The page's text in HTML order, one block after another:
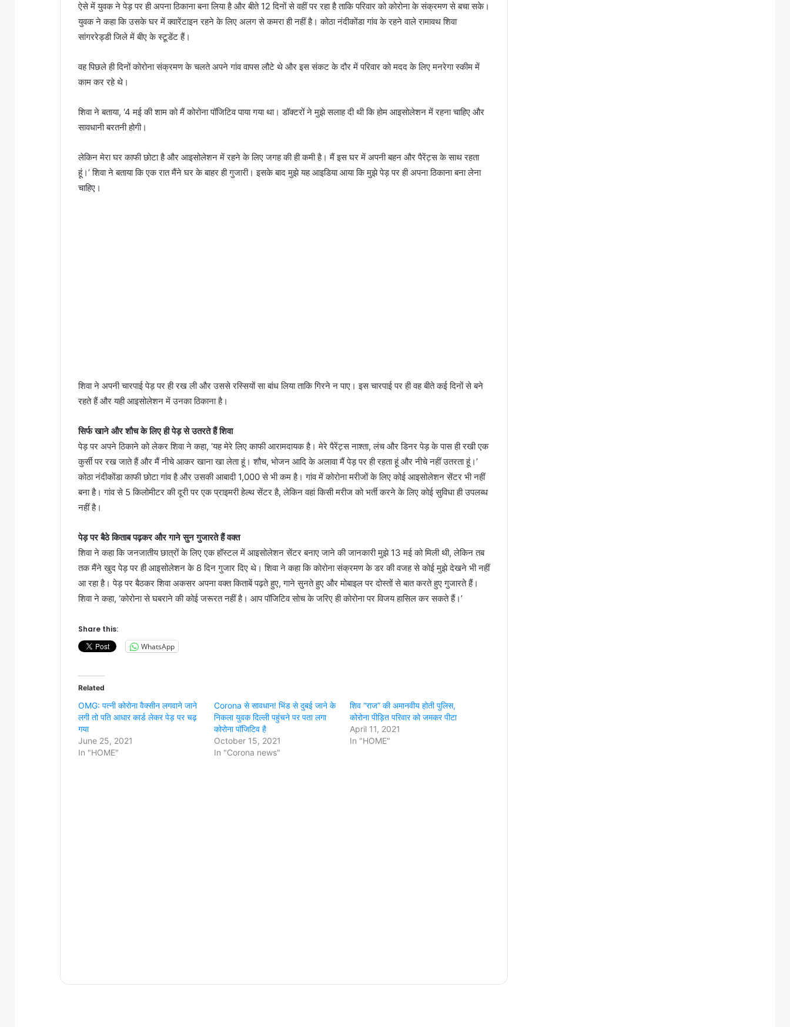
ऐसे में युवक ने पेड़ पर ही अपना ठिकाना बना लिया है और बीते 12 दिनों से वहीं पर रहा है ताकि परिवार को कोरोना के संक्रमण से बचा सके।
युवक ने कहा कि उसके घर में क्वारेंटाइन रहने के लिए अलग से कमरा ही नहीं है। कोठा नंदीकोंडा गांव के रहने वाले रामावथ शिवा
सांगररेड्डी जिले में बीए के स्टूडेंट हैं।
वह पिछले ही दिनों कोरोना संक्रमण के चलते अपने गांव वापस लौटे थे और इस संकट के दौर में परिवार को मदद के लिए मनरेगा स्कीम में
काम कर रहे थे।
शिवा ने बताया, ‘4 मई की शाम को मैं कोरोना पॉजिटिव पाया गया था। डॉक्टरों ने मुझे सलाह दी थी कि होम आइसोलेशन में रहना चाहिए और
सावधानी बरतनी होगी।
लेकिन मेरा घर काफी छोटा है और आइसोलेशन में रहने के लिए जगह की ही कमी है। मैं इस घर में अपनी बहन और पैरेंट्स के साथ रहता
हूं।’ शिवा ने बताया कि एक रात मैंने घर के बाहर ही गुजारी। इसके बाद मुझे यह आइडिया आया कि मुझे पेड़ पर ही अपना ठिकाना बना लेना
चाहिए।
शिवा ने अपनी चारपाई पेड़ पर ही रख ली और उससे रस्सियों सा बांध लिया ताकि गिरने न पाए। इस चारपाई पर ही वह बीते कई दिनों से बने
रहते हैं और यही आइसोलेशन में उनका ठिकाना है।
सिर्फ खाने और शौच के लिए ही पेड़ से उतरते हैं शिवा
पेड़ पर अपने ठिकाने को लेकर शिवा ने कहा, ‘यह मेरे लिए काफी आरामदायक है। मेरे पैरेंट्स नाश्ता, लंच और डिनर पेड़ के पास ही रखी एक
कुर्सी पर रख जाते हैं और मैं नीचे आकर खाना खा लेता हूं। शौच, भोजन आदि के अलावा मैं पेड़ पर ही रहता हूं और नीचे नहीं उतरता हूं।’
कोठा नंदीकोंडा काफी छोटा गांव है और उसकी आबादी 1,000 से भी कम है। गांव में कोरोना मरीजों के लिए कोई आइसोलेशन सेंटर भी नहीं
बना है। गांव से 5 किलोमीटर की दूरी पर एक प्राइमरी हेल्थ सेंटर है, लेकिन वहां किसी मरीज को भर्ती करने के लिए कोई सुविधा ही उपलब्ध
नहीं है।
पेड़ पर बैठे किताब पढ़कर और गाने सुन गुजारते हैं वक्त
शिवा ने कहा कि जनजातीय छात्रों के लिए एक हॉस्टल में आइसोलेशन सेंटर बनाए जाने की जानकारी मुझे 13 मई को मिली थी, लेकिन तब
तक मैंने खुद पेड़ पर ही आइसोलेशन के 8 दिन गुजार दिए थे। शिवा ने कहा कि कोरोना संक्रमण के डर की वजह से कोई मुझे देखने भी नहीं
आ रहा है। पेड़ पर बैठकर शिवा अकसर अपना वक्त किताबें पढ़ते हुए, गाने सुनते हुए और मोबाइल पर दोस्तों से बात करते हुए गुजारते हैं।
शिवा ने कहा, ‘कोरोना से घबराने की कोई जरूरत नहीं है। आप पॉजिटिव सोच के जरिए ही कोरोना पर विजय हासिल कर सकते हैं।’
Share this:
WhatsApp
Related
OMG: पत्नी कोरोना वैक्सीन लगवाने जाने
लगी तो पति आधार कार्ड लेकर पेड़ पर चढ़
गया
June 25, 2021
In "HOME"
Corona से सावधान! भिंड से दुबई जाने के
निकला युवक दिल्ली पहुंचने पर पता लगा
कोरोना पॉजिटिव है
October 15, 2021
In "Corona news"
शिव “राज” की अमानवीय होती पुलिस,
कोरोना पीड़ित परिवार को जमकर पीटा
April 11, 2021
In "HOME"